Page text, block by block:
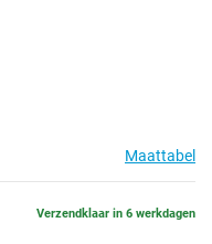
Maattabel
Verzendklaar in 6 werkdagen